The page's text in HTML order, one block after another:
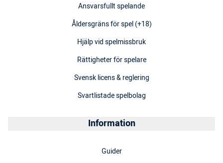
Ansvarsfullt spelande
Åldersgräns för spel (+18)
Hjälp vid spelmissbruk
Rättigheter för spelare
Svensk licens & reglering
Svartlistade spelbolag
Information
Guider